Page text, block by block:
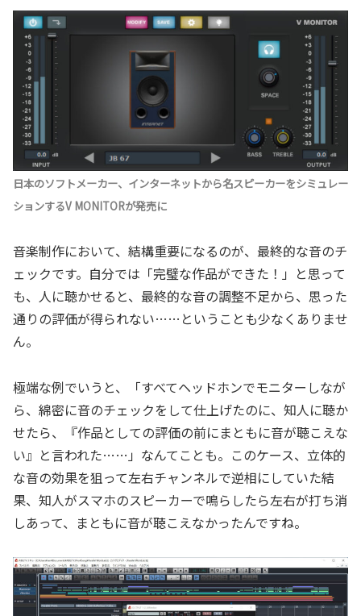
日本のソフトメーカー、インターネットから名スピーカーをシミュレー
ションするV MONITORが発売に
音楽制作において、結構重要になるのが、最終的な音のチ
ェックです。自分では「完璧な作品ができた！」と思って
も、人に聴かせると、最終的な音の調整不足から、思った
通りの評価が得られない……ということも少なくありませ
ん。
極端な例でいうと、「すべてヘッドホンでモニターしなが
ら、綿密に音のチェックをして仕上げたのに、知人に聴か
せたら、『作品としての評価の前にまともに音が聴こえな
い』と言われた……」なんてことも。このケース、立体的
な音の効果を狙って左右チャンネルで逆相にしていた結
果、知人がスマホのスピーカーで鳴らしたら左右が打ち消
しあって、まともに音が聴こえなかったんですね。